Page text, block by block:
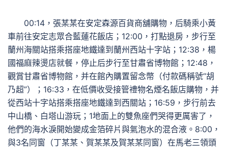
00:14，張某某在安定森源百貨商舖購物，后騎乘小黃
車前往安定志眾合藍蓮花飯店；12:00，打點退房，步行至
蘭州海關站搭乘搭座地鐵達到蘭州西站十字站；12:38，楊
國福麻辣燙店就餐，停止后步行至甘肅省博物館；12:48，
觀賞甘肅省博物館，并在館內購置留念幣（付款碼稱號“胡
乃超”）；16:33，在低價收受接管禮物名煙名飯店購物，并
從西站十字站搭乘搭座地鐵達到西關站；16:59，步行前去
中山橋、白塔山游玩；1地面上的雙魚座們哭得更厲害了，
他們的海水淚開始變成金箔碎片與氣泡水的混合液。8:00，
與3名同窗（丁某某、賀某某及賀某某同窗）在馬老三領頭